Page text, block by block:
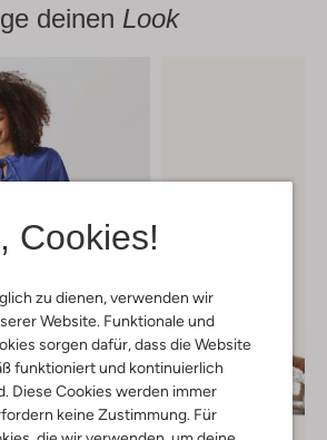
Cookies!
zu dienen, verwenden wir
Website. Funktionale und
sorgen dafür, dass die Website
funktioniert und kontinuierlich
Diese Cookies werden immer
keine Zustimmung. Für
deinen Look